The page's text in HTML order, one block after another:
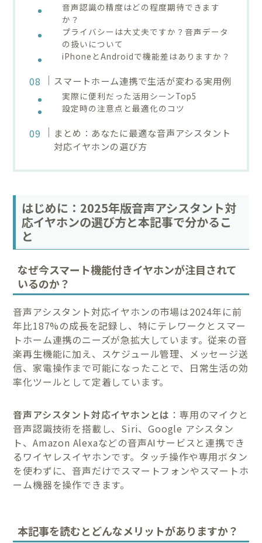
音声認識の精度はどの程度期待できます
か？
プライバシーは大丈夫ですか？音声データ
の扱いについて
iPhoneとAndroidで機能差はありますか？
スマートホーム連携で生活が変わる実用例
実際に便利だった活用シーンTop5
設定時の注意点と最適化のコツ
まとめ：あなたに最適な音声アシスタント
対応イヤホンの選び方
はじめに：2025年版音声アシスタント対
応イヤホンの選び方と本記事で分かるこ
と
なぜ今スマート機能付きイヤホンが注目されて
いるのか？
音声アシスタント対応イヤホンの市場は2024年に前
年比187%の成長を記録し、特にテレワークとスマー
トホーム連携のニーズが急拡大しています。従来の音
楽再生機能に加え、スケジュール管理、メッセージ送
信、家電操作まで可能になったことで、日常生活の効
率化ツールとして定着しています。
音声アシスタント対応イヤホンとは ：専用のマイクと
音声認識技術を搭載し、Siri、Google アシスタン
ト、Amazon Alexaなどの音声AIサービスと連携でき
るワイヤレスイヤホンです。タッチ操作や専用ボタン
を使わずに、音声だけでスマートフォンやスマートホ
ーム機器を操作できます。
本記事を読むとどんなメリットがありますか？